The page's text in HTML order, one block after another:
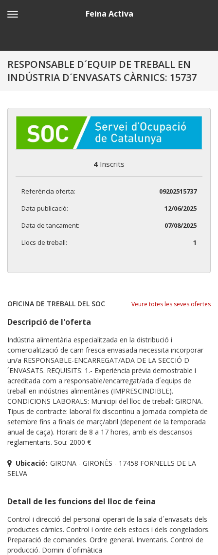
Feina Activa
RESPONSABLE D´EQUIP DE TREBALL EN
INDÚSTRIA D´ENVASATS CÀRNICS: 15737
4 Inscrits
Referència oferta:
09202515737
Data publicació:
12/06/2025
Data de tancament:
07/08/2025
Llocs de treball:
1
OFICINA DE TREBALL DEL SOC Veure totes les seves ofertes
Descripció de l'oferta
Indústria alimentària especialitzada en la distribució i
comercialització de carn fresca envasada necessita incorporar
un/a RESPONSABLE-ENCARREGAT/ADA DE LA SECCIÓ D
´ENVASATS. REQUISITS: 1.- Experiència prèvia demostrable i
acreditada com a responsable/encarregat/ada d´equips de
treball en indústries alimentàries (IMPRESCINDIBLE).
CONDICIONS LABORALS: Municipi del lloc de treball: GIRONA.
Tipus de contracte: laboral fix discontinu a jornada completa de
setembre fins a finals de març/abril (depenent de la temporada
anual de caça). Horari: de 8 a 17 hores, amb els descansos
reglamentaris. Sou: 2000 €
Ubicació: GIRONA - GIRONÈS - 17458 FORNELLS DE LA
SELVA
Detall de les funcions del lloc de feina
Control i direcció del personal operari de la sala d´envasats dels
productes càrnics. Control i ordre dels estocs i dels congeladors.
Preparació de comandes. Ordre general. Inventaris. Control de
producció. Domini d´ofimàtica